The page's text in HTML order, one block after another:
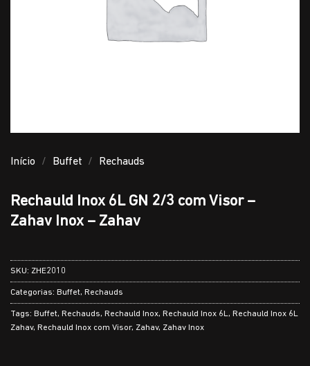
Início / Buffet / Rechauds
Rechauld Inox 6L GN 2/3 com Visor –
Zahav Inox – Zahav
SKU: ZHE2010
Categorias: Buffet, Rechauds
Tags: Buffet, Rechauds, Rechauld Inox, Rechauld Inox 6L, Rechauld Inox 6L
Zahav, Rechauld Inox com Visor, Zahav, Zahav Inox